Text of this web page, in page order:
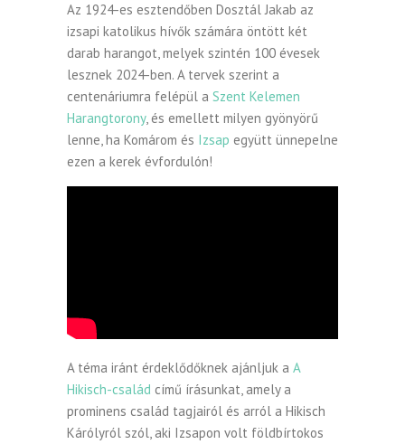
Az 1924-es esztendőben Dosztál Jakab az
izsapi katolikus hívők számára öntött két
darab harangot, melyek szintén 100 évesek
lesznek 2024-ben. A tervek szerint a
centenáriumra felépül a Szent Kelemen
Harangtorony, és emellett milyen gyönyörű
lenne, ha Komárom és Izsap együtt ünnepelne
ezen a kerek évfordulón!
A téma iránt érdeklődőknek ajánljuk a A
Hikisch-család című írásunkat, amely a
prominens család tagjairól és arról a Hikisch
Kárólyról szól, aki Izsapon volt földbírtokos